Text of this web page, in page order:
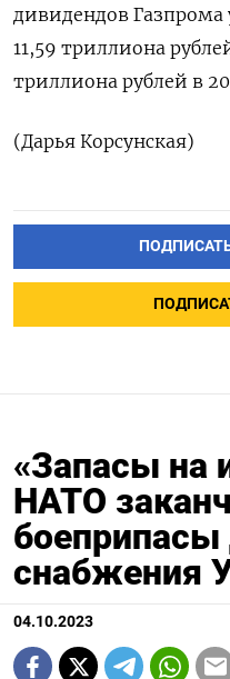
дивидендов Газпрома
11,59 триллиона
триллиона рублей в
(Дарья Корсунская)
«Запасы на
НАТО
боеприпасы
снабжения
04.10.2023